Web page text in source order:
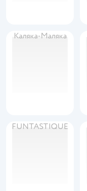
Каляка-Маляка
FUNTASTIQUE